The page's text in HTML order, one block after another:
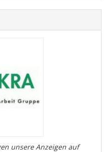
unsere Anzeigen auf